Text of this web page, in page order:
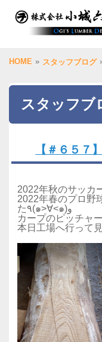
HOME » スタッフブログ
スタッフブ
【＃６５
2022年秋のサッカ
2022年春のプロ野
た٩(๑>∀<๑)و
カープのピッチャ
本日工場へ行って見